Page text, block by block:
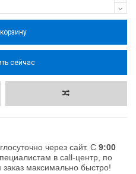
сейчас
через сайт. С 9:00
в call-центр, по
максимально быстро!